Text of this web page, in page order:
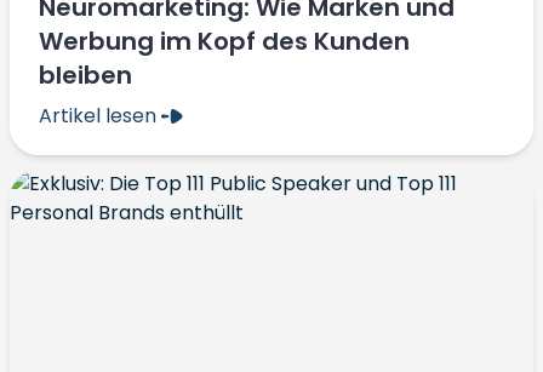
Neuromarketing: Wie Marken und
Werbung im Kopf des Kunden
bleiben
Artikel lesen